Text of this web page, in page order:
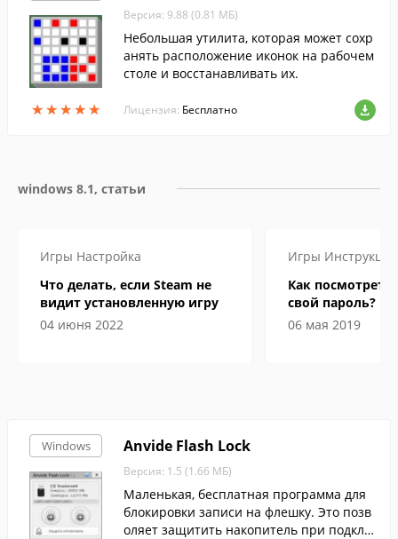
★★★★★
★★★★★
Версия: 9.88 (0.81 МБ)
Небольшая утилита, которая может сохр
анять расположение иконок на рабочем
столе и восстанавливать их.
Лицензия: Бесплатно
windows 8.1, статьи
Игры Настройка
Что делать, если Steam не
видит установленную игру
04 июня 2022
Игры Инструкции
Как посмотреть
свой пароль?
06 мая 2019
Windows Anvide Flash Lock
Версия: 1.5 (1.66 МБ)
Маленькая, бесплатная программа для
блокировки записи на флешку. Это позв
оляет защитить накопитель при подклю